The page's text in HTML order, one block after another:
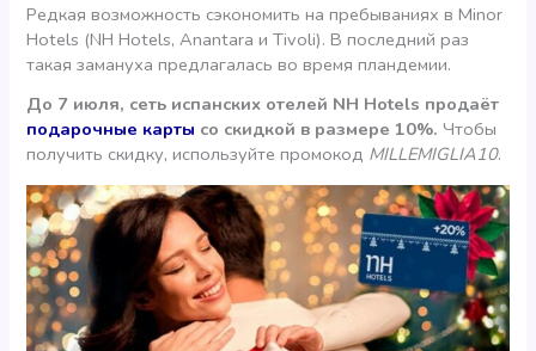
Редкая возможность сэкономить на пребываниях в Minor
Hotels (NH Hotels, Anantara и Tivoli). В последний раз
такая замануха предлагалась во время пландемии.
До 7 июля, сеть испанских отелей NH Hotels продаёт
подарочные карты со скидкой в размере 10%. Чтобы
получить скидку, используйте промокод MILLEMIGLIA10.